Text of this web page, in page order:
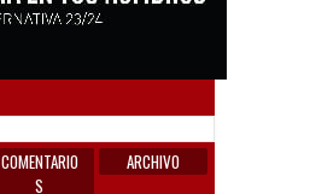
COMENTARIO
S
ARCHIVO